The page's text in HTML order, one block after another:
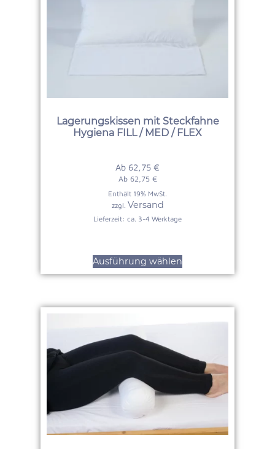
Lagerungskissen mit Steckfahne
Hygiena FILL / MED / FLEX
Ab 62,75 €
Ab 62,75 €
Enthält 19% MwSt.
zzgl. Versand
Lieferzeit: ca. 3-4 Werktage
Ausführung wählen